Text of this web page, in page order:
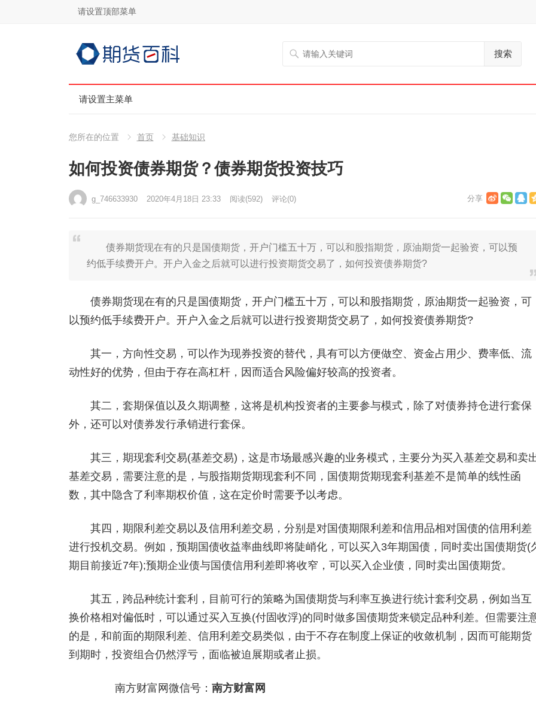
请设置顶部菜单
搜索
请设置主菜单
您所在的位置 首页 基础知识
如何投资债券期货？债券期货投资技巧
g_746633930 2020年4月18日 23:33 阅读(592) 评论(0)
债券期货现在有的只是国债期货，开户门槛五十万，可以和股指期货，原油期货一起验资，可以预
约低手续费开户。开户入金之后就可以进行投资期货交易了，如何投资债券期货?
债券期货现在有的只是国债期货，开户门槛五十万，可以和股指期货，原油期货一起验资，可
以预约低手续费开户。开户入金之后就可以进行投资期货交易了，如何投资债券期货?
其一，方向性交易，可以作为现券投资的替代，具有可以方便做空、资金占用少、费率低、流
动性好的优势，但由于存在高杠杆，因而适合风险偏好较高的投资者。
其二，套期保值以及久期调整，这将是机构投资者的主要参与模式，除了对债券持仓进行套保
外，还可以对债券发行承销进行套保。
其三，期现套利交易(基差交易)，这是市场最感兴趣的业务模式，主要分为买入基差交易和卖
基差交易，需要注意的是，与股指期货期现套利不同，国债期货期现套利基差不是简单的线性函
数，其中隐含了利率期权价值，这在定价时需要予以考虑。
其四，期限利差交易以及信用利差交易，分别是对国债期限利差和信用品相对国债的信用利差
进行投机交易。例如，预期国债收益率曲线即将陡峭化，可以买入3年期国债，同时卖出国债期货(
期目前接近7年);预期企业债与国债信用利差即将收窄，可以买入企业债，同时卖出国债期货。
其五，跨品种统计套利，目前可行的策略为国债期货与利率互换进行统计套利交易，例如当互
换价格相对偏低时，可以通过买入互换(付固收浮)的同时做多国债期货来锁定品种利差。但需要注
的是，和前面的期限利差、信用利差交易类似，由于不存在制度上保证的收敛机制，因而可能期货
到期时，投资组合仍然浮亏，面临被迫展期或者止损。
南方财富网微信号： 南方财富网